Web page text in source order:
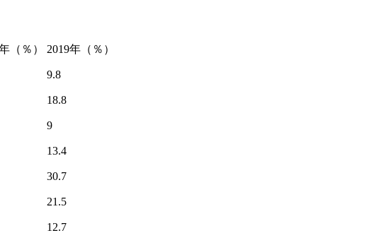
（％） 2019年（％）
9.8
18.8
9
13.4
30.7
21.5
12.7